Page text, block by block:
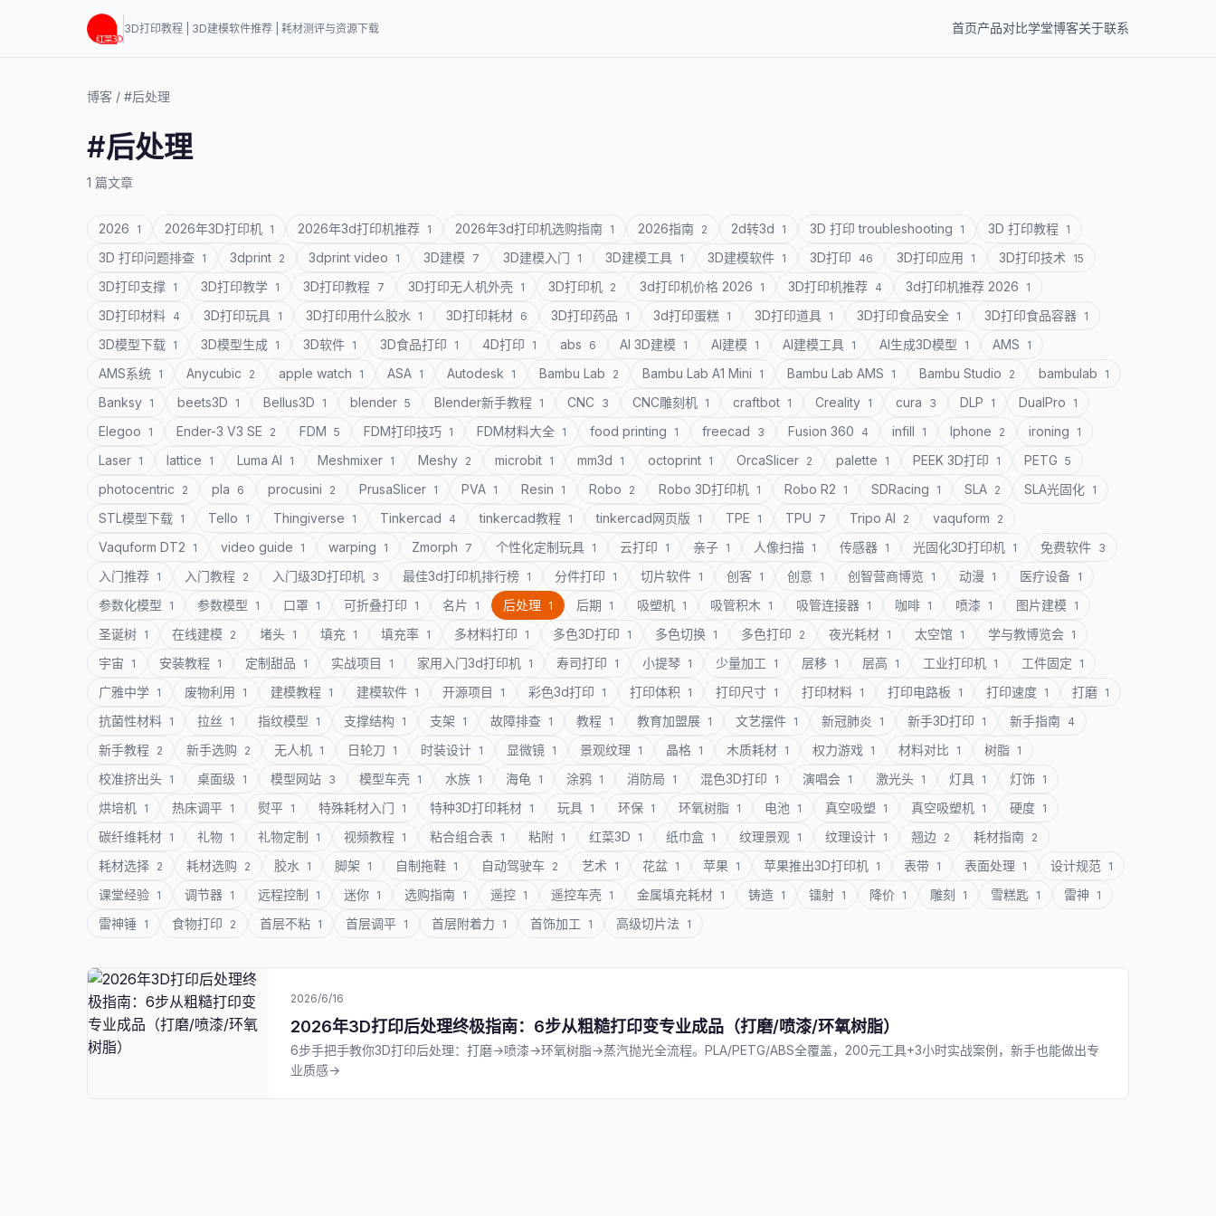
3D打印教程 | 3D建模软件推荐 | 耗材测评与资源下载 首页产品对比学堂博客关于联系
博客 / #后处理
#后处理
1 篇文章
2026 1 2026年3D打印机 1 2026年3d打印机推荐 1 2026年3d打印机选购指南 1 2026指南 2 2d转3d 1 3D 打印 troubleshooting 1 3D 打印教程 1
3D 打印问题排查 1 3dprint 2 3dprint video 1 3D建模 7 3D建模入门 1 3D建模工具 1 3D建模软件 1 3D打印 46 3D打印应用 1 3D打印技术 15
3D打印支撑 1 3D打印教学 1 3D打印教程 7 3D打印无人机外壳 1 3D打印机 2 3d打印机价格 2026 1 3D打印机推荐 4 3d打印机推荐 2026 1
3D打印材料 4 3D打印玩具 1 3D打印用什么胶水 1 3D打印耗材 6 3D打印药品 1 3d打印蛋糕 1 3D打印道具 1 3D打印食品安全 1 3D打印食品容器 1
3D模型下载 1 3D模型生成 1 3D软件 1 3D食品打印 1 4D打印 1 abs 6 AI 3D建模 1 AI建模 1 AI建模工具 1 AI生成3D模型 1 AMS 1
AMS系统 1 Anycubic 2 apple watch 1 ASA 1 Autodesk 1 Bambu Lab 2 Bambu Lab A1 Mini 1 Bambu Lab AMS 1 Bambu Studio 2 bambulab 1
Banksy 1 beets3D 1 Bellus3D 1 blender 5 Blender新手教程 1 CNC 3 CNC雕刻机 1 craftbot 1 Creality 1 cura 3 DLP 1 DualPro 1
Elegoo 1 Ender-3 V3 SE 2 FDM 5 FDM打印技巧 1 FDM材料大全 1 food printing 1 freecad 3 Fusion 360 4 infill 1 Iphone 2 ironing 1
Laser 1 lattice 1 Luma AI 1 Meshmixer 1 Meshy 2 microbit 1 mm3d 1 octoprint 1 OrcaSlicer 2 palette 1 PEEK 3D打印 1 PETG 5
photocentric 2 pla 6 procusini 2 PrusaSlicer 1 PVA 1 Resin 1 Robo 2 Robo 3D打印机 1 Robo R2 1 SDRacing 1 SLA 2 SLA光固化 1
STL模型下载 1 Tello 1 Thingiverse 1 Tinkercad 4 tinkercad教程 1 tinkercad网页版 1 TPE 1 TPU 7 Tripo AI 2 vaquform 2
Vaquform DT2 1 video guide 1 warping 1 Zmorph 7 个性化定制玩具 1 云打印 1 亲子 1 人像扫描 1 传感器 1 光固化3D打印机 1 免费软件 3
入门推荐 1 入门教程 2 入门级3D打印机 3 最佳3d打印机排行榜 1 分件打印 1 切片软件 1 创客 1 创意 1 创智营商博览 1 动漫 1 医疗设备 1
参数化模型 1 参数模型 1 口罩 1 可折叠打印 1 名片 1 后处理 1 后期 1 吸塑机 1 吸管积木 1 吸管连接器 1 咖啡 1 喷漆 1 图片建模 1
圣诞树 1 在线建模 2 堵头 1 填充 1 填充率 1 多材料打印 1 多色3D打印 1 多色切换 1 多色打印 2 夜光耗材 1 太空馆 1 学与教博览会 1
宇宙 1 安装教程 1 定制甜品 1 实战项目 1 家用入门3d打印机 1 寿司打印 1 小提琴 1 少量加工 1 层移 1 层高 1 工业打印机 1 工件固定 1
广雅中学 1 废物利用 1 建模教程 1 建模软件 1 开源项目 1 彩色3d打印 1 打印体积 1 打印尺寸 1 打印材料 1 打印电路板 1 打印速度 1 打磨 1
抗菌性材料 1 拉丝 1 指纹模型 1 支撑结构 1 支架 1 故障排查 1 教程 1 教育加盟展 1 文艺摆件 1 新冠肺炎 1 新手3D打印 1 新手指南 4
新手教程 2 新手选购 2 无人机 1 日轮刀 1 时装设计 1 显微镜 1 景观纹理 1 晶格 1 木质耗材 1 权力游戏 1 材料对比 1 树脂 1
校准挤出头 1 桌面级 1 模型网站 3 模型车壳 1 水族 1 海龟 1 涂鸦 1 消防局 1 混色3D打印 1 演唱会 1 激光头 1 灯具 1 灯饰 1
烘培机 1 热床调平 1 熨平 1 特殊耗材入门 1 特种3D打印耗材 1 玩具 1 环保 1 环氧树脂 1 电池 1 真空吸塑 1 真空吸塑机 1 硬度 1
碳纤维耗材 1 礼物 1 礼物定制 1 视频教程 1 粘合组合表 1 粘附 1 红菜3D 1 纸巾盒 1 纹理景观 1 纹理设计 1 翘边 2 耗材指南 2
耗材选择 2 耗材选购 2 胶水 1 脚架 1 自制拖鞋 1 自动驾驶车 2 艺术 1 花盆 1 苹果 1 苹果推出3D打印机 1 表带 1 表面处理 1 设计规范 1
课堂经验 1 调节器 1 远程控制 1 迷你 1 选购指南 1 遥控 1 遥控车壳 1 金属填充耗材 1 铸造 1 镭射 1 降价 1 雕刻 1 雪糕匙 1 雷神 1
雷神锤 1 食物打印 2 首层不粘 1 首层调平 1 首层附着力 1 首饰加工 1 高级切片法 1
2026/6/16
2026年3D打印后处理终极指南：6步从粗糙打印变专业成品（打磨/喷漆/环氧树脂）
6步手把手教你3D打印后处理：打磨→喷漆→环氧树脂→蒸汽抛光全流程。PLA/PETG/ABS全覆盖，200元工具+3小时实战案例，新手也能做出专
业质感→